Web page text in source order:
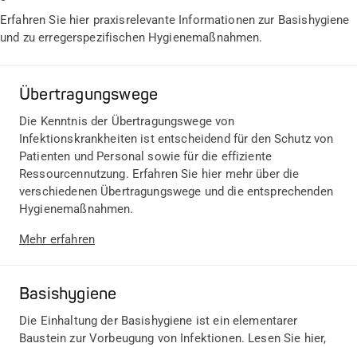
Erfahren Sie hier praxisrelevante Informationen zur Basishygiene
und zu erregerspezifischen Hygienemaßnahmen.
Übertragungswege
Die Kenntnis der Übertragungswege von
Infektionskrankheiten ist entscheidend für den Schutz von
Patienten und Personal sowie für die effiziente
Ressourcennutzung. Erfahren Sie hier mehr über die
verschiedenen Übertragungswege und die entsprechenden
Hygienemaßnahmen.
Mehr erfahren
Basishygiene
Die Einhaltung der Basishygiene ist ein elementarer
Baustein zur Vorbeugung von Infektionen. Lesen Sie hier,